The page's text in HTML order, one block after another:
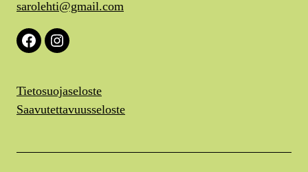
sarolehti@gmail.com
FacebookInstagram
Tietosuojaseloste
Saavutettavuusseloste